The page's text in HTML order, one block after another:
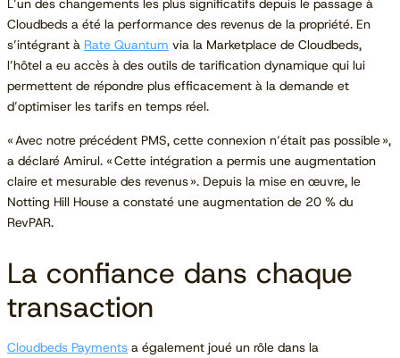
Cloudbeds a été la performance des revenus de la propriété. En
s’intégrant à Rate Quantum via la Marketplace de Cloudbeds,
l’hôtel a eu accès à des outils de tarification dynamique qui lui
permettent de répondre plus efficacement à la demande et
d’optimiser les tarifs en temps réel.
« Avec notre précédent PMS, cette connexion n’était pas possible »,
a déclaré Amirul. « Cette intégration a permis une augmentation
claire et mesurable des revenus ». Depuis la mise en œuvre, le
Notting Hill House a constaté une augmentation de 20 % du
RevPAR.
La confiance dans chaque
transaction
Cloudbeds Payments a également joué un rôle dans la